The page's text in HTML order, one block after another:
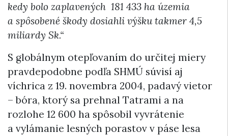
kedy bolo zaplavených 181 433 ha územia
a spôsobené škody dosiahli výšku takmer 4,5
miliardy Sk.“
S globálnym otepľovaním do určitej miery
pravdepodobne podľa SHMÚ súvisí aj
víchrica z 19. novembra 2004, padavý vietor
– bóra, ktorý sa prehnal Tatrami a na
rozlohe 12 600 ha spôsobil vyvrátenie
a vylámanie lesných porastov v páse lesa